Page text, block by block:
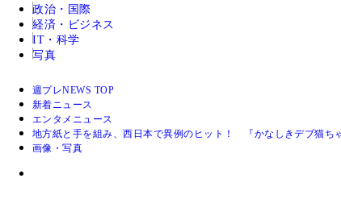
政治・国際
経済・ビジネス
IT・科学
写真
週プレNEWS TOP
新着ニュース
エンタメニュース
地方紙と手を組み、西日本で異例のヒット！ 『かなしきデブ猫
画像・写真